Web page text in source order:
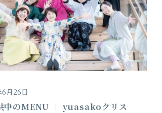
月26日
中のMENU │ yuasakoクリス